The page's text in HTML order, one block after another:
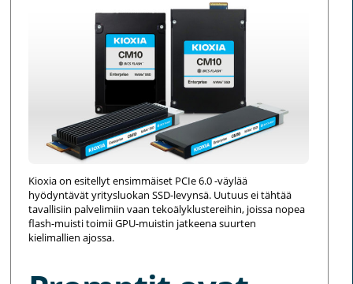
Kioxia on esitellyt ensimmäiset PCIe 6.0 -väylää
hyödyntävät yritysluokan SSD-levynsä. Uutuus ei tähtää
tavallisiin palvelimiin vaan tekoälyklustereihin, joissa nopea
flash-muisti toimii GPU-muistin jatkeena suurten
kielimallien ajossa.